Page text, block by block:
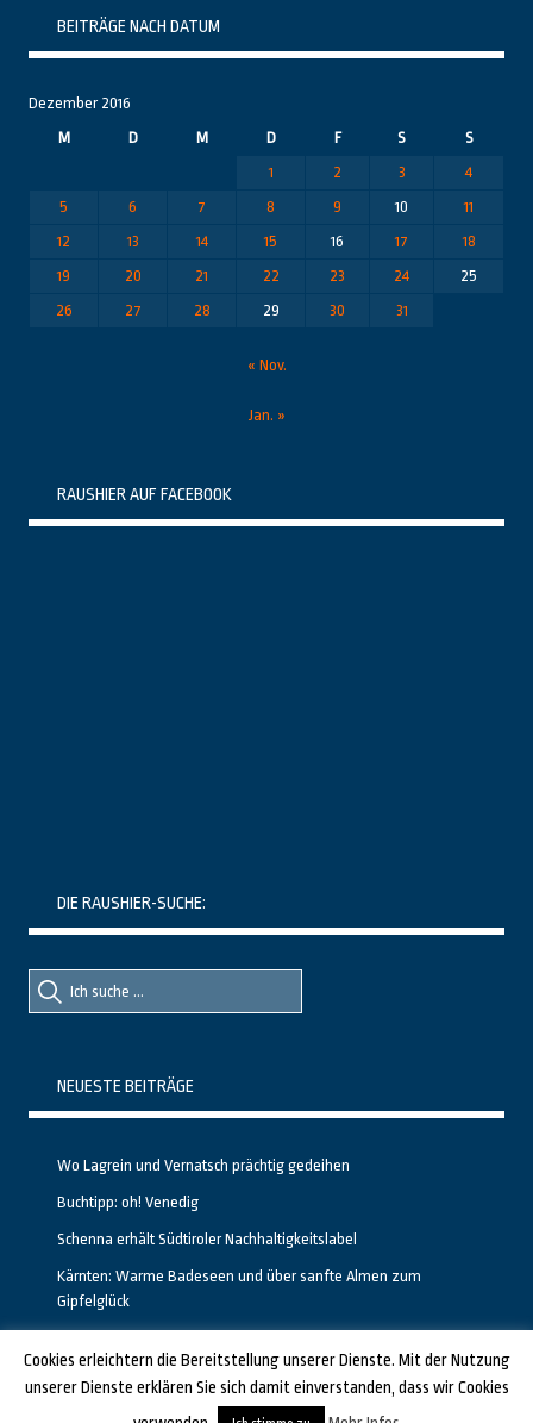
BEITRÄGE NACH DATUM
Dezember 2016
M
D M D F S
S
1
2 3
4
5
6 7 8 9 10
11
12
13 14 15 16 17
18
19
20 21 22 23 24
25
26
27 28 29 30 31
« Nov.
Jan. »
RAUSHIER AUF FACEBOOK
DIE RAUSHIER-SUCHE:
Suche
nach::
Suche
nach:
NEUESTE BEITRÄGE
Wo Lagrein und Vernatsch prächtig gedeihen
Buchtipp: oh! Venedig
Schenna erhält Südtiroler Nachhaltigkeitslabel
Kärnten: Warme Badeseen und über sanfte Almen zum
Gipfelglück
GESTALTET UND PROGRAMMIERT VON ALBERTO & FRANZ BEI LUCID.BERLIN
Cookies erleichtern die Bereitstellung unserer Dienste. Mit der Nutzung
unserer Dienste erklären Sie sich damit einverstanden, dass wir Cookies